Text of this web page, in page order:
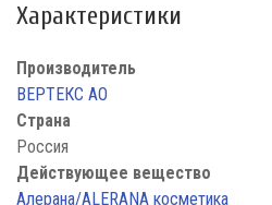
Характеристики
Производитель
ВЕРТЕКС АО
Страна
Россия
Действующее вещество
Алерана/ALERANA косметика